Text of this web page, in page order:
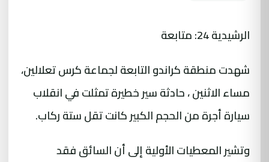
الرشيدية 24: متابعة
شهدت منطقة كراندو التابعة لجماعة كرس تعلالين،
مساء الاثنين ، حادثة سير خطيرة تمثلت في انقلاب
سيارة أجرة من الحجم الكبير كانت تقل ستة ركاب.
وتشير المعطيات الأولية إلى أن السائق فقد